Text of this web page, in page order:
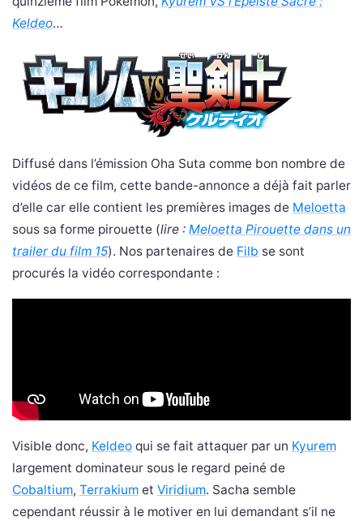
Keldeo…
Diffusé dans l’émission Oha Suta comme bon nombre de
vidéos de ce film, cette bande-annonce a déjà fait parler
d’elle car elle contient les premières images de Meloetta
sous sa forme pirouette (lire : Meloetta Pirouette dans un
trailer du film 15). Nos partenaires de Filb se sont
procurés la vidéo correspondante :
Visible donc, Keldeo qui se fait attaquer par un Kyurem
largement dominateur sous le regard peiné de
Cobaltium, Terrakium et Viridium. Sacha semble
cependant réussir à le motiver en lui demandant s’il ne